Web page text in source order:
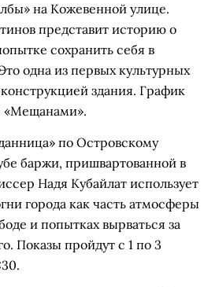
на Кожевенной улице.
представит историю о
сохранить себя в
одна из первых культурных
здания. График
«Мещанами».
по Островскому
баржи, пришвартованной в
Надя Кубайлат использует
города как часть атмосферы
и попытках вырваться за
Показы пройдут с 1 по 3